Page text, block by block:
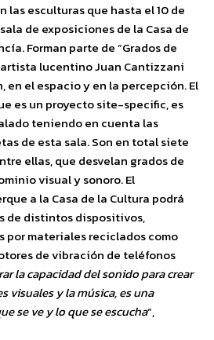
las esculturas que hasta el 10 de
de exposiciones de la Casa de
Forman parte de “Grados de
lucentino Juan Cantizzani
en el espacio y en la percepción. El
es un proyecto site-specific, es
teniendo en cuenta las
de esta sala. Son en total siete
ellas, que desvelan grados de
visual y sonoro. El
a la Casa de la Cultura podrá
de distintos dispositivos,
por materiales reciclados como
de vibración de teléfonos
la capacidad del sonido para crear
visuales y la música, es una
se ve y lo que se escucha“,